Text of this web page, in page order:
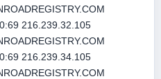
216.239.32.105
216.239.34.105